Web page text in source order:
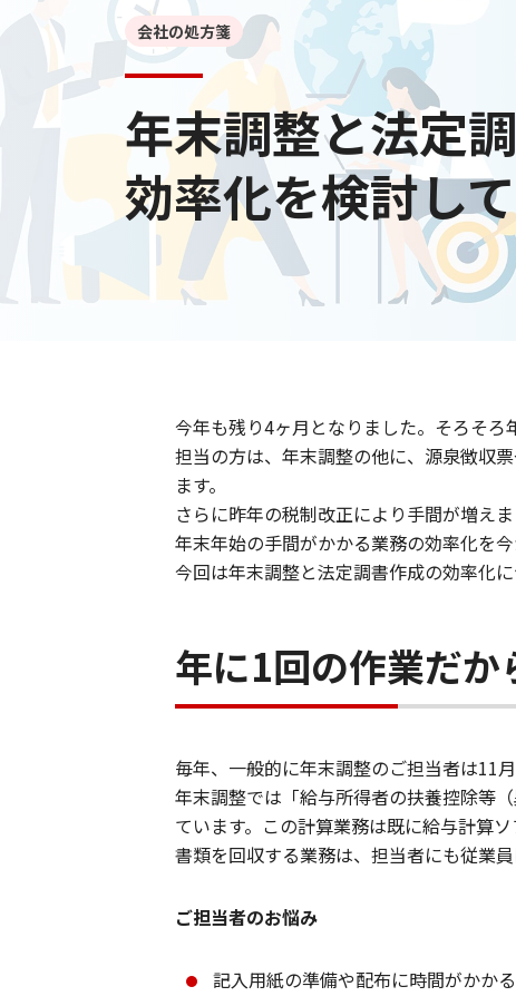
年末調整と法定
効率化を検討し
会社の処方箋
今年も残り4ヶ月となりました。そろそろ
担当の方は、年末調整の他に、源泉徴収
ます。
さらに昨年の税制改正により手間が増えま
年末年始の手間がかかる業務の効率化を
今回は年末調整と法定調書作成の効率化に
年に1回の作業だか
毎年、一般的に年末調整のご担当者は11
年末調整では「給与所得者の扶養控除等
ています。この計算業務は既に給与計算
書類を回収する業務は、担当者にも従業
ご担当者のお悩み
記入用紙の準備や配布に時間がかかる